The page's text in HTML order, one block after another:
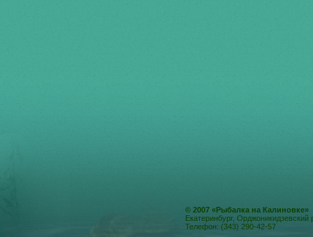
© 2007 «Рыбалка на Калиновке»
Екатеринбург,
Телефон: (343) 290-42-57